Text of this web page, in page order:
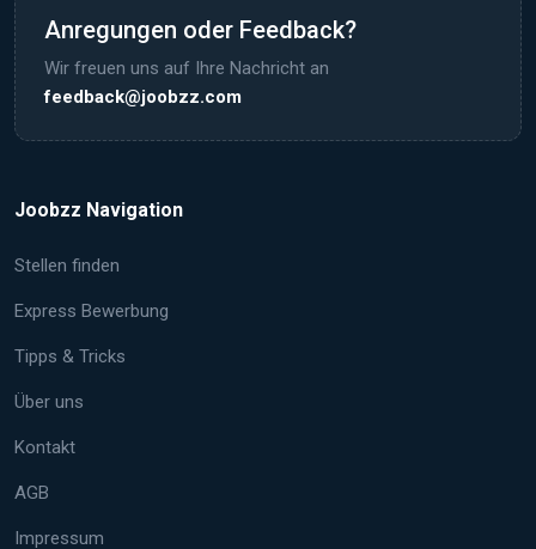
Anregungen oder Feedback?
Wir freuen uns auf Ihre Nachricht an
feedback@joobzz.com
Joobzz Navigation
Stellen finden
Express Bewerbung
Tipps & Tricks
Über uns
Kontakt
AGB
Impressum